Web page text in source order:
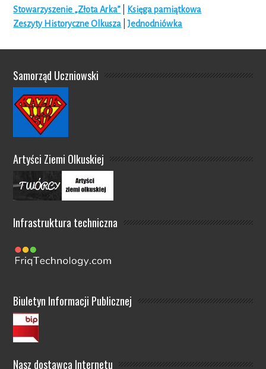
Stowarzyszenie „Złota Arka”
Księga pamiątkowa
Zeszyty Historyczne Olkusza |Jednodniówka
Samorząd Uczniowski
Artyści Ziemi Olkuskiej
Infrastruktura techniczna
Biuletyn Informacji Publicznej
Nasz dostawca Internetu